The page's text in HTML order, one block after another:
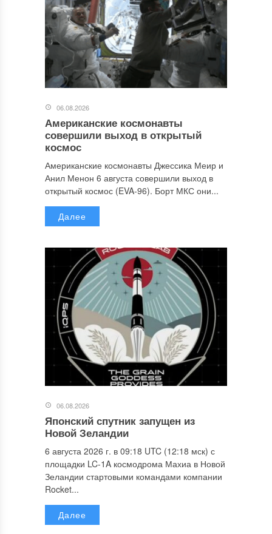
06.08.2026
Американские космонавты
совершили выход в открытый
космос
Американские космонавты Джессика Меир и
Анил Менон 6 августа совершили выход в
открытый космос (EVA-96). Борт МКС они...
Далее
06.08.2026
Японский спутник запущен из
Новой Зеландии
6 августа 2026 г. в 09:18 UTC (12:18 мск) с
площадки LC-1A космодрома Махиа в Новой
Зеландии стартовыми командами компании
Rocket...
Далее